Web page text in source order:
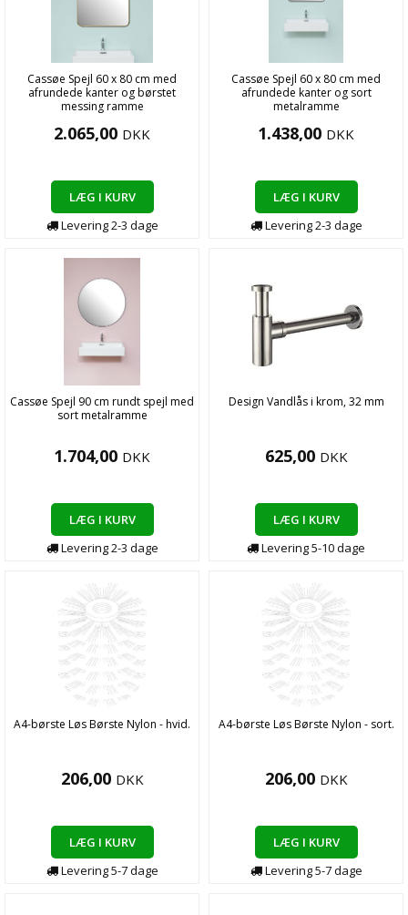
Cassøe Spejl 60 x 80 cm med
afrundede kanter og børstet
messing ramme
2.065,00 DKK
LÆG I KURV
Levering2-3 dage
Cassøe Spejl 60 x 80 cm med
afrundede kanter og sort
metalramme
1.438,00 DKK
LÆG I KURV
Levering2-3 dage
Cassøe Spejl 90 cm rundt spejl med
sort metalramme
1.704,00 DKK
LÆG I KURV
Levering2-3 dage
Design Vandlås i krom, 32 mm
625,00 DKK
LÆG I KURV
Levering5-10dage
A4-børste Løs Børste Nylon - hvid.
206,00 DKK
LÆG I KURV
Levering5-7dage
A4-børste Løs Børste Nylon - sort.
206,00 DKK
LÆG I KURV
Levering5-7dage